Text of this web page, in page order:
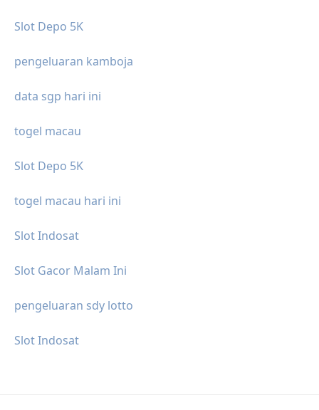
Slot Depo 5K
pengeluaran kamboja
data sgp hari ini
togel macau
Slot Depo 5K
togel macau hari ini
Slot Indosat
Slot Gacor Malam Ini
pengeluaran sdy lotto
Slot Indosat